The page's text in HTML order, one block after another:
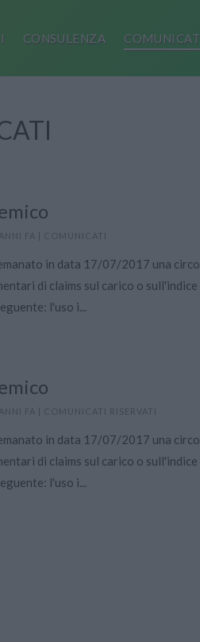
CONSULENZA
FA | COMUNICATI
in data 17/07/2017 una
di claims sul carico o sull'indice
l'uso i...
FA | COMUNICATI RISERVATI
in data 17/07/2017 una
di claims sul carico o sull'indice
l'uso i...